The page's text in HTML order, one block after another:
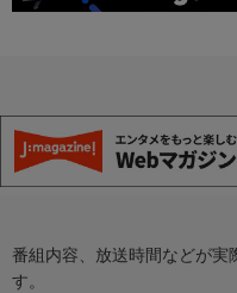
番組内容、放送時間などが実
す。